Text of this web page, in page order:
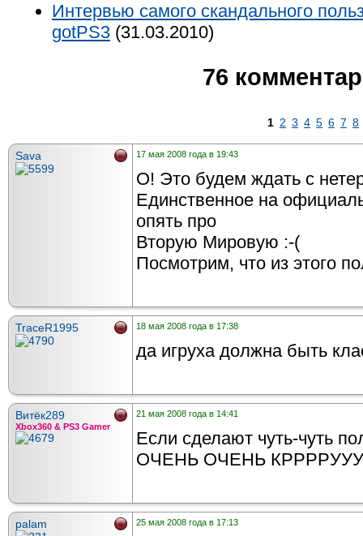
Интервью самого скандального
gotPS3 (31.03.2010)
76
1 2 3 4 5 6 7 8
Sava 17 мая 2008 года в 19:43
О! Это будем ждать с
Единственное на
опять про
Вторую Мировую :-(
Посмотрим, что из этого
TraceR1995 18 мая 2008 года в 17:38
да игруха должна быть
Витёк289
Xbox360 & PS3 Gamer
21 мая 2008 года в 14:41
Если сделают чуть-чуть
ОЧЕНЬ ОЧЕНЬ
palam 25 мая 2008 года в 17:13